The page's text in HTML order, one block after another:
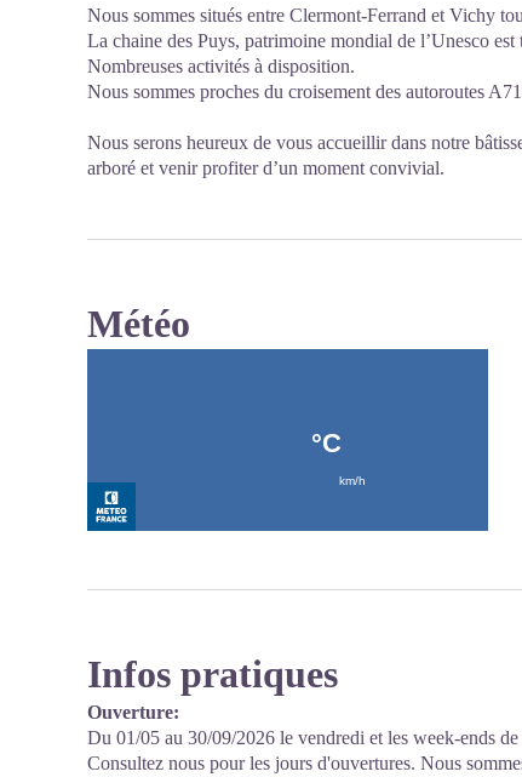
Nous sommes situés entre Clermont-Ferrand et Vichy
La chaine des Puys, patrimoine mondial de l’Unesco
Nombreuses activités à disposition.
Nous sommes proches du croisement des autoroutes
Nous serons heureux de vous accueillir dans notre
arboré et venir profiter d’un moment convivial.
Météo
Infos pratiques
Ouverture:
Du 01/05 au 30/09/2026 le vendredi et les week-ends de
Consultez nous pour les jours d'ouvertures. Nous